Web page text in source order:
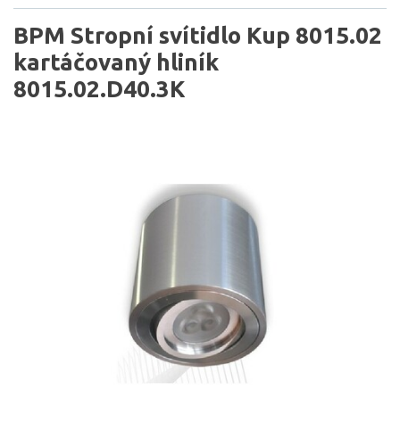
BPM Stropní svítidlo Kup 8015.02
kartáčovaný hliník
8015.02.D40.3K